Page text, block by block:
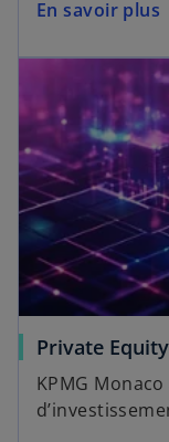
En savoir plus
Private Equity
KPMG